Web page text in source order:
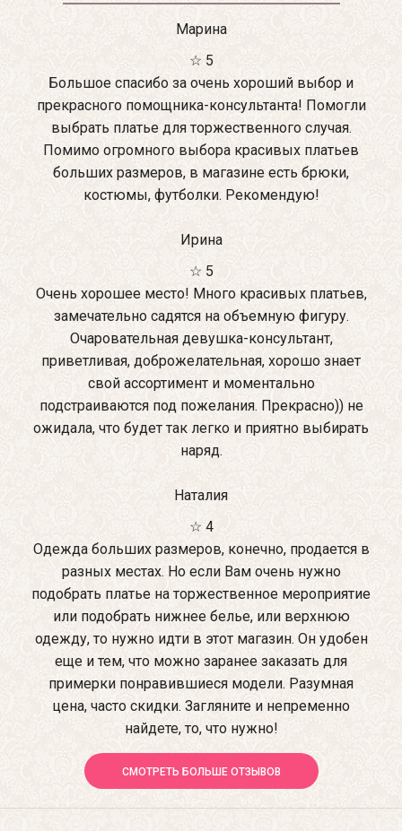
Марина
☆ 5
Большое спасибо за очень хороший выбор и
прекрасного помощника-консультанта! Помогли
выбрать платье для торжественного случая.
Помимо огромного выбора красивых платьев
больших размеров, в магазине есть брюки,
костюмы, футболки. Рекомендую!
Ирина
☆ 5
Очень хорошее место! Много красивых платьев,
замечательно садятся на объемную фигуру.
Очаровательная девушка-консультант,
приветливая, доброжелательная, хорошо знает
свой ассортимент и моментально
подстраиваются под пожелания. Прекрасно)) не
ожидала, что будет так легко и приятно выбирать
наряд.
Наталия
☆ 4
Одежда больших размеров, конечно, продается в
разных местах. Но если Вам очень нужно
подобрать платье на торжественное мероприятие
или подобрать нижнее белье, или верхнюю
одежду, то нужно идти в этот магазин. Он удобен
еще и тем, что можно заранее заказать для
примерки понравившиеся модели. Разумная
цена, часто скидки. Загляните и непременно
найдете, то, что нужно!
СМОТРЕТЬ БОЛЬШЕ ОТЗЫВОВ